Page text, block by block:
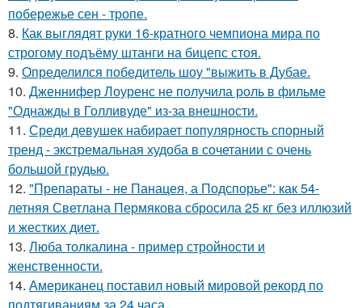
побережье сен - тропе.
8. Как выглядят руки 16-кратного чемпиона мира по
строгому подъёму штанги на бицепс стоя.
9. Определился победитель шоу "выжить в Дубае.
10. Дженнифер Лоуренс не получила роль в фильме
"Однажды в Голливуде" из-за внешности.
11. Среди девушек набирает популярность спорный
тренд - экстремальная худоба в сочетании с очень
большой грудью.
12. "Препараты - не Панацея, а Подспорье": как 54-
летняя Светлана Пермякова сбросила 25 кг без иллюзий
и жестких диет.
13. Люба толкалина - пример стройности и
женственности.
14. Американец поставил новый мировой рекорд по
подтягиваниям за 24 часа.